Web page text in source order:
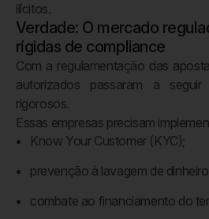
ilícitos.
Verdade: O mercado
rígidas de compliance
Com a regulamentação das
autorizados passaram a
rigorosos.
Essas empresas precisam
Know Your Customer (KYC);
prevenção à lavagem de
combate ao financiamento do